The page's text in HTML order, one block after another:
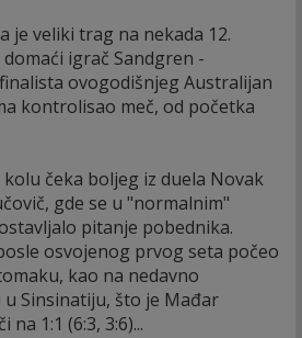
je veliki trag na nekada 12.
igrač Sandgren -
ovogodišnjeg Australijan
kontrolisao meč, od početka
čeka boljeg iz duela Novak
gde se u "normalnim"
pitanje pobednika.
osvojenog prvog seta počeo
kao na nedavno
Sinsinatiju, što je Mađar
1:1 (6:3, 3:6)...